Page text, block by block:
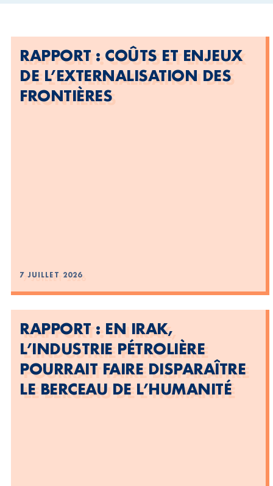
RAPPORT : COÛTS ET ENJEUX
DE L’EXTERNALISATION DES
FRONTIÈRES
7 JUILLET 2026
RAPPORT : EN IRAK,
L’INDUSTRIE PÉTROLIÈRE
POURRAIT FAIRE DISPARAÎTRE
LE BERCEAU DE L’HUMANITÉ